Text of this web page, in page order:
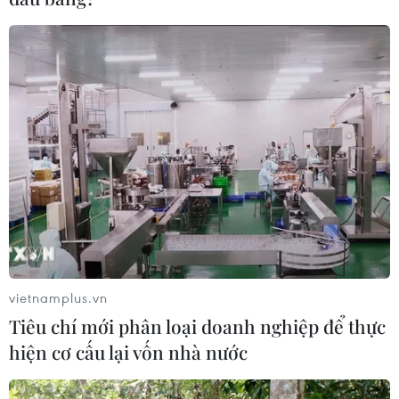
vietnamplus.vn
Tiêu chí mới phân loại doanh nghiệp để thực
hiện cơ cấu lại vốn nhà nước